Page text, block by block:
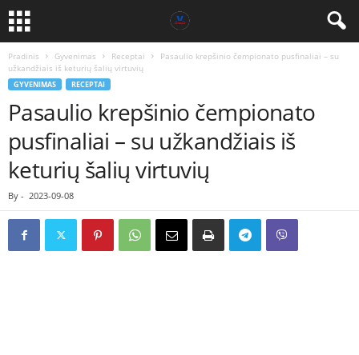
Pradinis Gyvenimas Receptai
Pasaulio krepšinio čempionato pusfinaliai – su
užkandžiais iš keturių šalių virtuvių
GYVENIMAS RECEPTAI
Pasaulio krepšinio čempionato
pusfinaliai – su užkandžiais iš
keturių šalių virtuvių
By - 2023-09-08